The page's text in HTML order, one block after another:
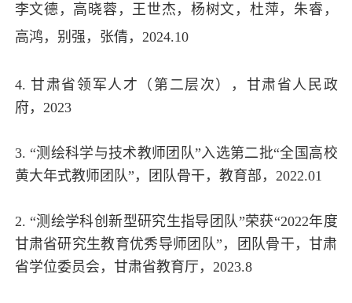
李文德，高晓蓉，王世杰，杨树文，杜萍，朱睿，
高鸿，别强，张倩，2024.10
4. 甘肃省领军人才（第二层次），甘肃省人民政
府，2023
3. “测绘科学与技术教师团队”入选第二批“全国高校
黄大年式教师团队”，团队骨干，教育部，2022.01
2. “测绘学科创新型研究生指导团队”荣获“2022年度
甘肃省研究生教育优秀导师团队”，团队骨干，甘肃
省学位委员会，甘肃省教育厅，2023.8